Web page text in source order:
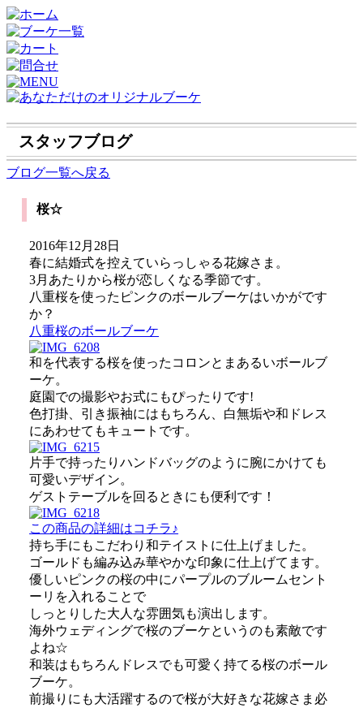
スタッフブログ
ブログ一覧へ戻る
桜☆
2016年12月28日
春に結婚式を控えていらっしゃる花嫁さま。
3月あたりから桜が恋しくなる季節です。
八重桜を使ったピンクのボールブーケはいかがです
か？
八重桜のボールブーケ
和を代表する桜を使ったコロンとまあるいボールブ
ーケ。
庭園での撮影やお式にもぴったりです!
色打掛、引き振袖にはもちろん、白無垢や和ドレス
にあわせてもキュートです。
片手で持ったりハンドバッグのように腕にかけても
可愛いデザイン。
ゲストテーブルを回るときにも便利です！
この商品の詳細はコチラ♪
持ち手にもこだわり和テイストに仕上げました。
ゴールドも編み込み華やかな印象に仕上げてます。
優しいピンクの桜の中にパープルのブルームセント
ーリを入れることで
しっとりした大人な雰囲気も演出します。
海外ウェディングで桜のブーケというのも素敵です
よね☆
和装はもちろんドレスでも可愛く持てる桜のボール
ブーケ。
前撮りにも大活躍するので桜が大好きな花嫁さま必